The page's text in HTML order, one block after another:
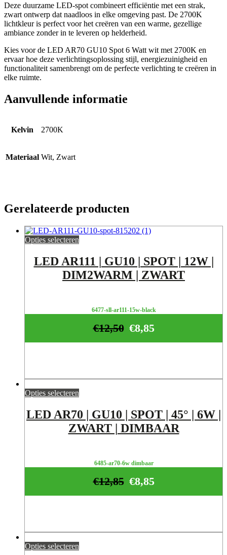
Deze duurzame LED-spot combineert efficiëntie met een strak,
zwart ontwerp dat naadloos in elke omgeving past. De 2700K
lichtkleur is perfect voor het creëren van een warme, gezellige
ambiance zonder in te leveren op helderheid.
Kies voor de LED AR70 GU10 Spot 6 Watt wit met 2700K en
ervaar hoe deze verlichtingsoplossing stijl, energiezuinigheid en
functionaliteit samenbrengt om de perfecte verlichting te creëren in
elke ruimte.
Aanvullende informatie
Kelvin 2700K
Materiaal Wit, Zwart
Gerelateerde producten
Opties selecteren
LED AR111 | GU10 | SPOT | 12W |
DIM2WARM | ZWART
6477-sll-ar111-15w-black
€8,85
€12,50
Opties selecteren
LED AR70 | GU10 | SPOT | 45° | 6W |
ZWART | DIMBAAR
6485-ar70-6w dimbaar
€8,85
€12,85
Opties selecteren